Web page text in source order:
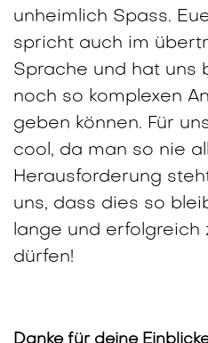
unheimlich Spass.
spricht auch im
Sprache und hat uns
noch so komplexen
geben können. Für
cool, da man so nie
Herausforderung
uns, dass dies so
lange und
dürfen!
Danke für deine